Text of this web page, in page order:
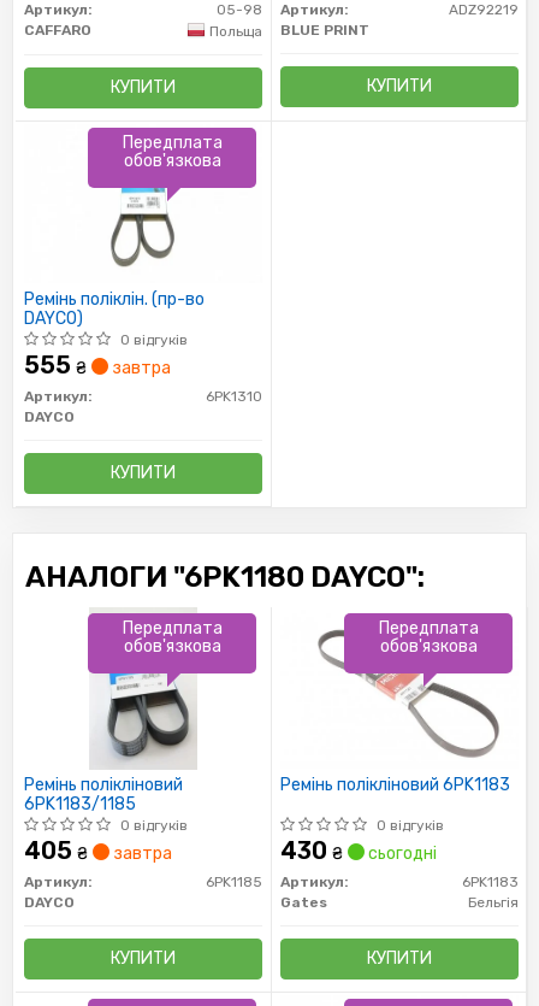
Артикул:
05-98
CAFFARO
Польща
КУПИТИ
Артикул:
ADZ92219
BLUE PRINT
КУПИТИ
Ремінь поліклін. (пр-во
DAYCO)
0 відгуків
555 ₴ завтра
Артикул:
6PK1310
DAYCO
КУПИТИ
Передплата
обов'язкова
АНАЛОГИ "6PK1180 DAYCO":
Ремінь полікліновий
6PK1183/1185
0 відгуків
405 ₴ завтра
Артикул:
6PK1185
DAYCO
КУПИТИ
Передплата
обов'язкова
Ремінь полікліновий 6PK1183
0 відгуків
430 ₴ сьогодні
Артикул:
6PK1183
Gates
Бельгія
КУПИТИ
Передплата
обов'язкова